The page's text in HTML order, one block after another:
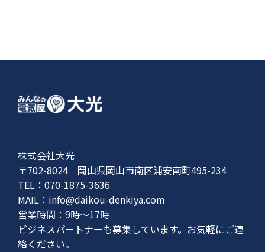
株式会社大光
〒702-8024 岡山県岡山市南区浦安南町495-234
TEL：070-1875-3636
MAIL： info@daikou-denkiya.com
営業時間：9時〜17時
ビジネスパートナーも募集しています。お気軽にご連
絡ください。